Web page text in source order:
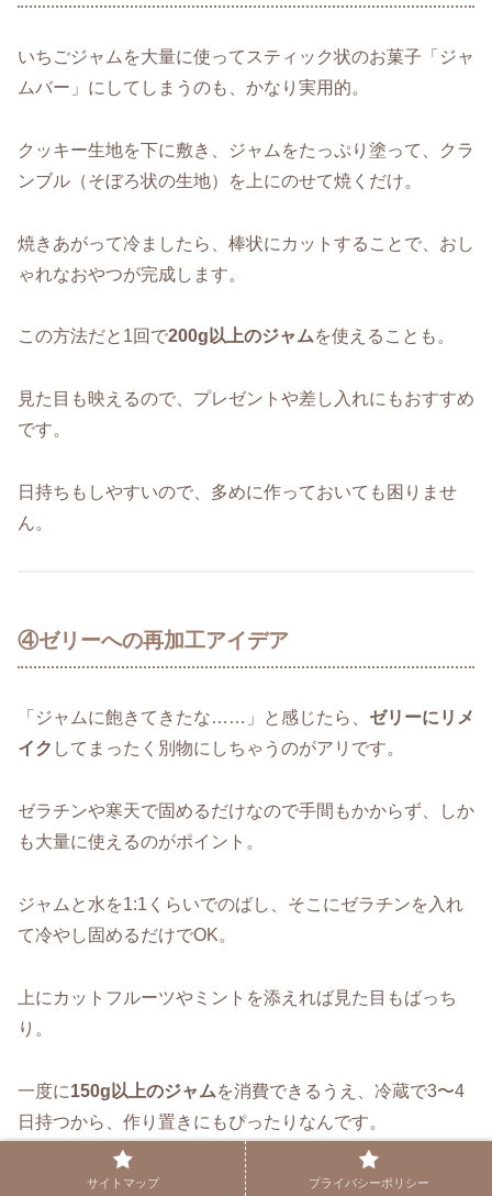
いちごジャムを大量に使ってスティック状のお菓子「ジャ
ムバー」にしてしまうのも、かなり実用的。
クッキー生地を下に敷き、ジャムをたっぷり塗って、クラ
ンブル（そぼろ状の生地）を上にのせて焼くだけ。
焼きあがって冷ましたら、棒状にカットすることで、おし
ゃれなおやつが完成します。
この方法だと1回で200g以上のジャムを使えることも。
見た目も映えるので、プレゼントや差し入れにもおすすめ
です。
日持ちもしやすいので、多めに作っておいても困りませ
ん。
④ゼリーへの再加工アイデア
「ジャムに飽きてきたな……」と感じたら、 ゼリーにリメ
イク してまったく別物にしちゃうのがアリです。
ゼラチンや寒天で固めるだけなので手間もかからず、しか
も大量に使えるのがポイント。
ジャムと水を1:1くらいでのばし、そこにゼラチンを入れ
て冷やし固めるだけでOK。
上にカットフルーツやミントを添えれば見た目もばっち
り。
一度に150g以上のジャムを消費できるうえ、冷蔵で3〜4
日持つから、作り置きにもぴったりなんです。
サイトマップ プライバシーポリシー